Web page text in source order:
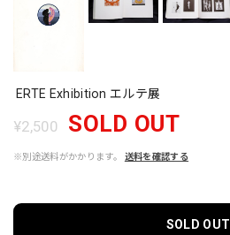
ERTE Exhibition エルテ展
¥2,500 SOLD OUT
※別途送料がかかります。 送料を確認する
SOLD OUT